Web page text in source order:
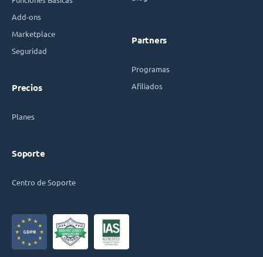
Add-ons
Marketplace
Seguridad
Precios
Planes
Soporte
Centro de Soporte
Partners
Programas
Afiliados